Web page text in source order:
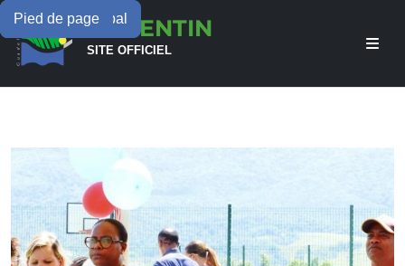
Menu principal
Contenu principal
Pied de pageLAMENTIN
SITE OFFICIEL